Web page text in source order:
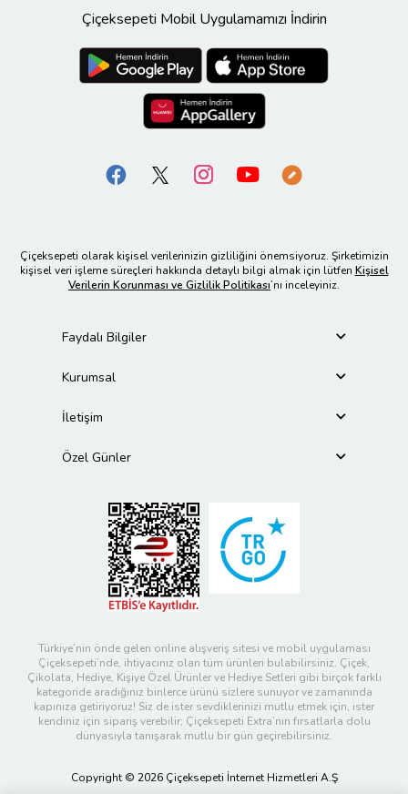
Çiçeksepeti Mobil Uygulamamızı İndirin
Çiçeksepeti olarak kişisel verilerinizin gizliliğini önemsiyoruz. Şirketimizin
kişisel veri işleme süreçleri hakkında detaylı bilgi almak için lütfen Kişisel
Verilerin Korunması ve Gizlilik Politikası’nı inceleyiniz.
Faydalı Bilgiler
Kurumsal
İletişim
Özel Günler
Türkiye’nin önde gelen online alışveriş sitesi ve mobil uygulaması
Çiçeksepeti’nde, ihtiyacınız olan tüm ürünleri bulabilirsiniz. Çiçek,
Çikolata, Hediye, Kişiye Özel Ürünler ve Hediye Setleri gibi birçok farklı
kategoride aradığınız binlerce ürünü sizlere sunuyor ve zamanında
kapınıza getiriyoruz! Siz de ister sevdiklerinizi mutlu etmek için, ister
kendiniz için sipariş verebilir; Çiçeksepeti Extra’nın fırsatlarla dolu
dünyasıyla tanışarak mutlu bir gün geçirebilirsiniz.
Copyright © 2026 Çiçeksepeti İnternet Hizmetleri A.Ş